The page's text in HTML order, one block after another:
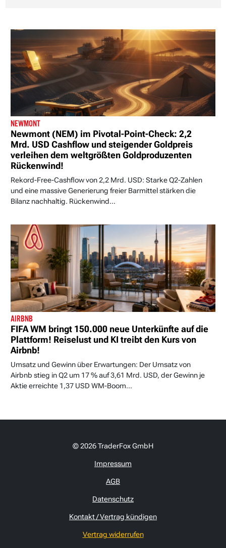
NEWMONT
Newmont (NEM) im Pivotal-Point-Check: 2,2
Mrd. USD Cashflow und steigender Goldpreis
verleihen dem weltgrößten Goldproduzenten
Rückenwind!
Rekord-Free-Cashflow von 2,2 Mrd. USD: Starke Q2-Zahlen
und eine massive Generierung freier Barmittel stärken die
Bilanz nachhaltig. Rückenwind...
AIRBNB
FIFA WM bringt 150.000 neue Unterkünfte auf die
Plattform! Reiselust und KI treibt den Kurs von
Airbnb!
Umsatz und Gewinn über Erwartungen: Der Umsatz von
Airbnb stieg in Q2 um 17 % auf 3,61 Mrd. USD, der Gewinn je
Aktie erreichte 1,37 USD WM-Boom...
© 2026 TraderFox GmbH
Impressum
AGB
Datenschutz
Kontakt / Vertrag kündigen
Vertrag widerrufen